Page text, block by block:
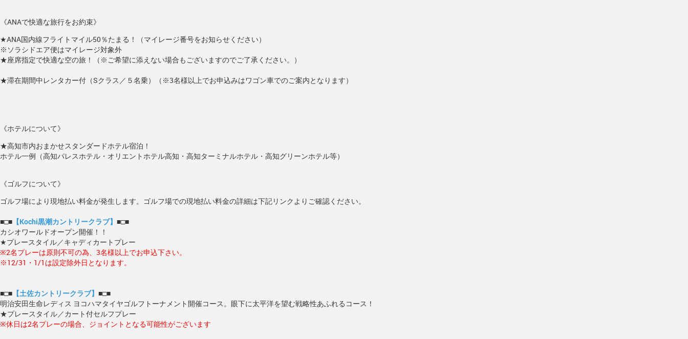
《ANAで快適な旅行をお約束》
★ANA国内線フライトマイル50％たまる！（マイレージ番号をお知らせください）
※ソラシドエア便はマイレージ対象外
★座席指定で快適な空の旅！（※ご希望に添えない場合もございますのでご了承ください。）
★滞在期間中レンタカー付（Sクラス／５名乗）（※3名様以上でお申込みはワゴン車でのご案内となります）
《ホテルについて》
★高知市内おまかせスタンダードホテル宿泊！
ホテル一例（高知パレスホテル・オリエントホテル高知・高知ターミナルホテル・高知グリーンホテル等）
《ゴルフについて》
ゴルフ場により現地払い料金が発生します。ゴルフ場での現地払い料金の詳細は下記リンクよりご確認ください。
■□■ 【Kochi黒潮カントリークラブ】 ■□■
カシオワールドオープン開催！！
★プレースタイル／キャディカートプレー
※2名プレーは原則不可の為、3名様以上でお申込下さい。
※12/31・1/1は設定除外日となります。
■□■ 【土佐カントリークラブ】 ■□■
明治安田生命レディス ヨコハマタイヤゴルフトーナメント開催コース。眼下に太平洋を望む戦略性あふれるコース！
★プレースタイル／カート付セルフプレー
※休日は2名プレーの場合、ジョイントとなる可能性がございます